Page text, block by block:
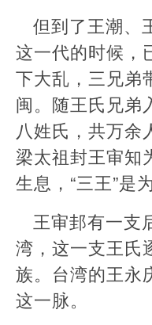
但到了王潮、
这一代的时候，
下大乱，三兄弟
闽。随王氏兄弟
八姓氏，共万余
梁太祖封王审知
生息，“三王”是
王审邽有一支
湾，这一支王氏
族。台湾的王永
这一脉。